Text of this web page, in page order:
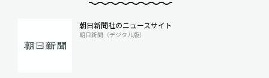
朝日新聞社のニュースサイト
朝日新聞（デジタル版）